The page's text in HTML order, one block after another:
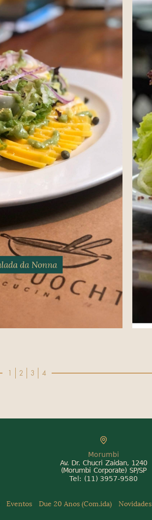
1 2 3 4
Morumbi
Av. Dr. Chucri Zaidan, 1240
(Morumbi Corporate) SP/SP
Tel: (11) 3957-9580
Eventos Due 20 Anos (Com.ida) Novidades